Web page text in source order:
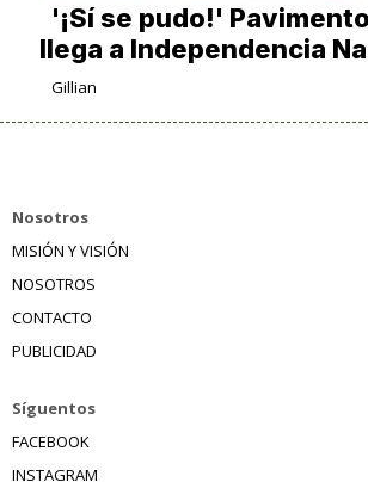
'¡Sí se pudo!'
llega a Independencia
Gillian
Nosotros
MISIÓN Y VISIÓN
NOSOTROS
CONTACTO
PUBLICIDAD
Síguentos
FACEBOOK
INSTAGRAM